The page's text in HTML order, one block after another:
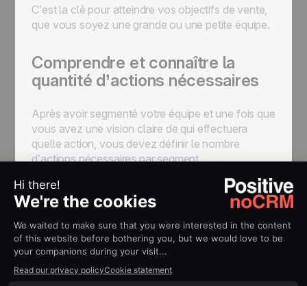
C’est la clé pour atteindre vos objectifs de vente,
que vous soyez une grande ou une petite équipe.
Comprendre et connaître la
quantité d’actions nécessaires
Après avoir segmenté votre équipe et une fois que
vous avez une vision claire de qui effectuera
quelle action, vous devez définir le nombre
d’actions nécessaires par segment.
Par exemple :
le nombre de prospects dont vous avez
besoin de la part de votre équipe marketing
le nombre d’actions que vos commerciaux
doivent réaliser
le nombre de ventes nécessaires pour